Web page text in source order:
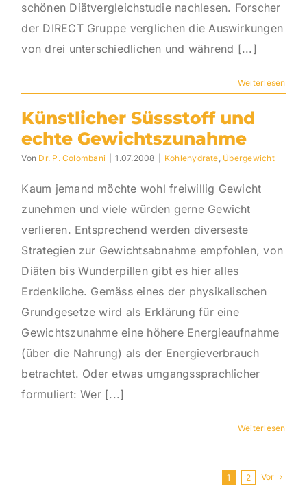
schönen Diätvergleichstudie nachlesen. Forscher
der DIRECT Gruppe verglichen die Auswirkungen
von drei unterschiedlichen und während [...]
Weiterlesen
Künstlicher Süssstoff und
echte Gewichtszunahme
Von Dr. P. Colombani 1.07.2008 Kohlenydrate, Übergewicht
Kaum jemand möchte wohl freiwillig Gewicht
zunehmen und viele würden gerne Gewicht
verlieren. Entsprechend werden diverseste
Strategien zur Gewichtsabnahme empfohlen, von
Diäten bis Wunderpillen gibt es hier alles
Erdenkliche. Gemäss eines der physikalischen
Grundgesetze wird als Erklärung für eine
Gewichtszunahme eine höhere Energieaufnahme
(über die Nahrung) als der Energieverbrauch
betrachtet. Oder etwas umgangssprachlicher
formuliert: Wer [...]
Weiterlesen
1 2 Vor